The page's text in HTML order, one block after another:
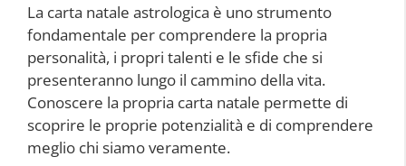
La carta natale astrologica è uno strumento
fondamentale per comprendere la propria
personalità, i propri talenti e le sfide che si
presenteranno lungo il cammino della vita.
Conoscere la propria carta natale permette di
scoprire le proprie potenzialità e di comprendere
meglio chi siamo veramente.